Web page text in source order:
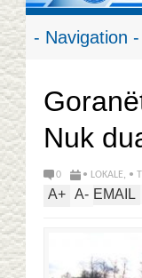
Nuk
0 • LOKALE, •
A+ A- EMAIL